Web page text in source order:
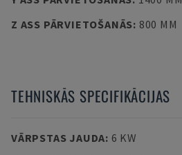
Z ASS PĀRVIETOŠANĀS: 800 MM
TEHNISKĀS SPECIFIKĀCIJAS
VĀRPSTAS JAUDA: 6 KW